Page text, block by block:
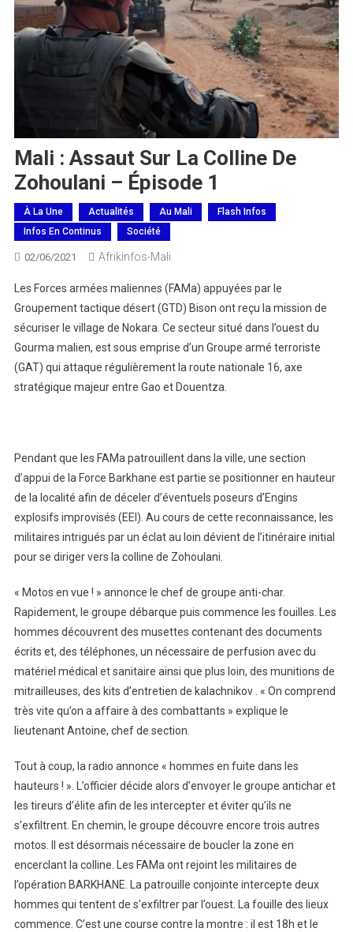
Mali : Assaut Sur La Colline De
Zohoulani – Épisode 1
À La Une Actualités Au Mali
Flash Infos
Infos En Continus
Société
02/06/2021 Afrikinfos-Mali
Les Forces armées maliennes (FAMa) appuyées par le
Groupement tactique désert (GTD) Bison ont reçu la mission de
sécuriser le village de Nokara. Ce secteur situé dans l’ouest du
Gourma malien, est sous emprise d’un Groupe armé terroriste
(GAT) qui attaque régulièrement la route nationale 16, axe
stratégique majeur entre Gao et Douentza.
Pendant que les FAMa patrouillent dans la ville, une section
d’appui de la Force Barkhane est partie se positionner en hauteur
de la localité afin de déceler d’éventuels poseurs d’Engins
explosifs improvisés (EEI). Au cours de cette reconnaissance, les
militaires intrigués par un éclat au loin dévient de l’itinéraire initial
pour se diriger vers la colline de Zohoulani.
« Motos en vue ! » annonce le chef de groupe anti-char.
Rapidement, le groupe débarque puis commence les fouilles. Les
hommes découvrent des musettes contenant des documents
écrits et, des téléphones, un nécessaire de perfusion avec du
matériel médical et sanitaire ainsi que plus loin, des munitions de
mitrailleuses, des kits d’entretien de kalachnikov . « On comprend
très vite qu’on a affaire à des combattants » explique le
lieutenant Antoine, chef de section.
Tout à coup, la radio annonce « hommes en fuite dans les
hauteurs ! ». L’officier décide alors d’envoyer le groupe antichar et
les tireurs d’élite afin de les intercepter et éviter qu’ils ne
s’exfiltrent. En chemin, le groupe découvre encore trois autres
motos. Il est désormais nécessaire de boucler la zone en
encerclant la colline. Les FAMa ont rejoint les militaires de
l’opération BARKHANE. La patrouille conjointe intercepte deux
hommes qui tentent de s’exfiltrer par l’ouest. La fouille des lieux
commence. C’est une course contre la montre : il est 18h et le